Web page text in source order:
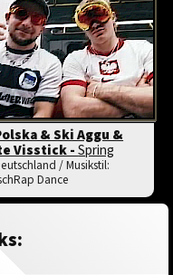
& Ski Aggu &
Visstick -Spring
/ Musikstil:
Dance